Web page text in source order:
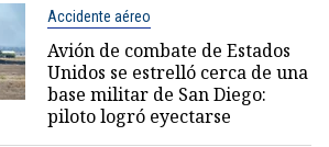
Accidente aéreo
Avión de combate de Estados
Unidos se estrelló cerca de una
base militar de San Diego:
piloto logró eyectarse